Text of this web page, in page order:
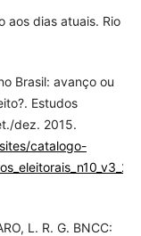
aos dias atuais. Rio
Brasil: avanço ou
Estudos
dez. 2015.
catalogo-
L. R. G. BNCC: